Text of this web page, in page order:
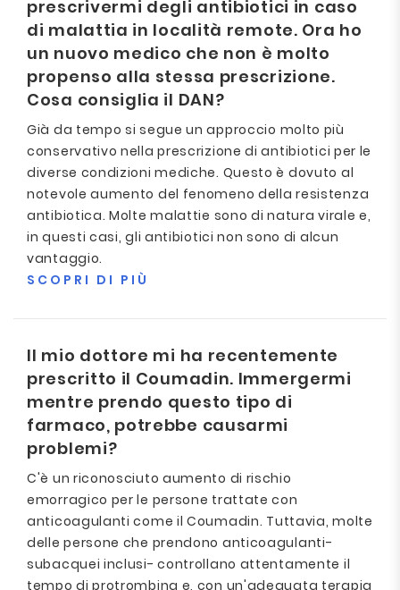
prescrivermi degli antibiotici in caso
di malattia in località remote. Ora ho
un nuovo medico che non è molto
propenso alla stessa prescrizione.
Cosa consiglia il DAN?
Già da tempo si segue un approccio molto più
conservativo nella prescrizione di antibiotici per le
diverse condizioni mediche. Questo è dovuto al
notevole aumento del fenomeno della resistenza
antibiotica. Molte malattie sono di natura virale e,
in questi casi, gli antibiotici non sono di alcun
vantaggio.
SCOPRI DI PIÙ
Il mio dottore mi ha recentemente
prescritto il Coumadin. Immergermi
mentre prendo questo tipo di
farmaco, potrebbe causarmi
problemi?
C'è un riconosciuto aumento di rischio
emorragico per le persone trattate con
anticoagulanti come il Coumadin. Tuttavia, molte
delle persone che prendono anticoagulanti-
subacquei inclusi- controllano attentamente il
tempo di protrombina e, con un'adeguata terapia